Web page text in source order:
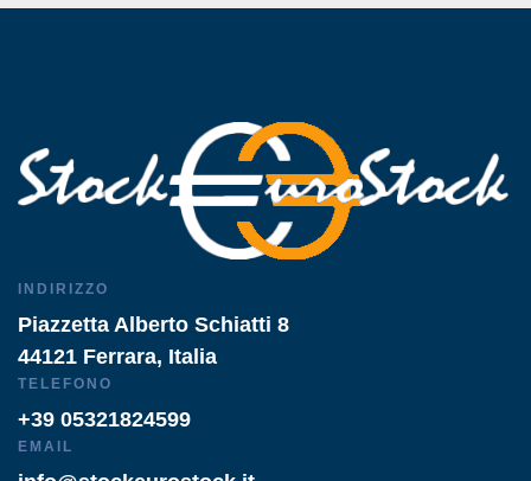
INDIRIZZO
Piazzetta Alberto Schiatti 8
44121 Ferrara, Italia
TELEFONO
+39 05321824599
EMAIL